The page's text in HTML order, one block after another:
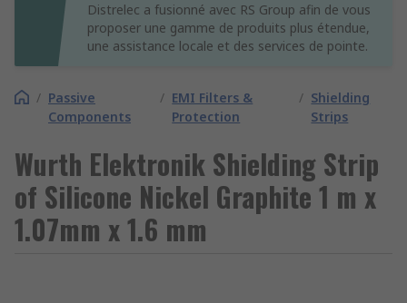
Distrelec a fusionné avec RS Group afin de vous
proposer une gamme de produits plus étendue,
une assistance locale et des services de pointe.
/ Passive
Components
/ EMI Filters &
Protection
/ Shielding
Strips
Wurth Elektronik Shielding Strip
of Silicone Nickel Graphite 1 m x
1.07mm x 1.6 mm